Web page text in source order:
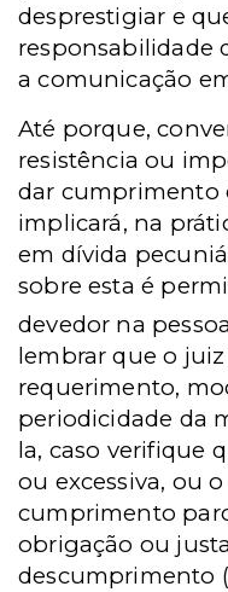
desprestigiar e
responsabilidade
a comunicação
Até porque,
resistência ou
dar cumprimento
implicará, na
em dívida
sobre esta é
devedor na
lembrar que o
requerimento,
periodicidade da
la, caso verifique
ou excessiva, ou
cumprimento
obrigação ou
descumprimento